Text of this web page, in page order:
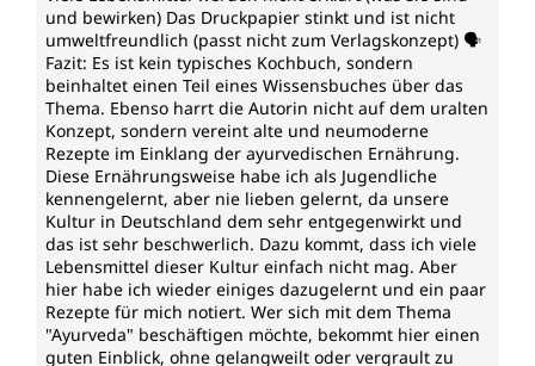
und bewirken) Das Druckpapier stinkt und ist nicht
umweltfreundlich (passt nicht zum Verlagskonzept) 🗣️
Fazit: Es ist kein typisches Kochbuch, sondern
beinhaltet einen Teil eines Wissensbuches über das
Thema. Ebenso harrt die Autorin nicht auf dem uralten
Konzept, sondern vereint alte und neumoderne
Rezepte im Einklang der ayurvedischen Ernährung.
Diese Ernährungsweise habe ich als Jugendliche
kennengelernt, aber nie lieben gelernt, da unsere
Kultur in Deutschland dem sehr entgegenwirkt und
das ist sehr beschwerlich. Dazu kommt, dass ich viele
Lebensmittel dieser Kultur einfach nicht mag. Aber
hier habe ich wieder einiges dazugelernt und ein paar
Rezepte für mich notiert. Wer sich mit dem Thema
"Ayurveda" beschäftigen möchte, bekommt hier einen
guten Einblick, ohne gelangweilt oder vergrault zu